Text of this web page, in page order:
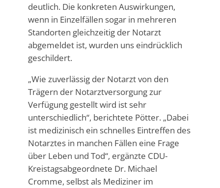
deutlich. Die konkreten Auswirkungen,
wenn in Einzelfällen sogar in mehreren
Standorten gleichzeitig der Notarzt
abgemeldet ist, wurden uns eindrücklich
geschildert.
„Wie zuverlässig der Notarzt von den
Trägern der Notarztversorgung zur
Verfügung gestellt wird ist sehr
unterschiedlich“, berichtete Pötter. „Dabei
ist medizinisch ein schnelles Eintreffen des
Notarztes in manchen Fällen eine Frage
über Leben und Tod“, ergänzte CDU-
Kreistagsabgeordnete Dr. Michael
Cromme, selbst als Mediziner im